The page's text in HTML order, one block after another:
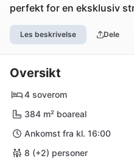
perfekt for en eksklusiv
Les beskrivelse Dele
Oversikt
4 soverom
384 m² boareal
Ankomst fra kl. 16:00
8 (+2) personer